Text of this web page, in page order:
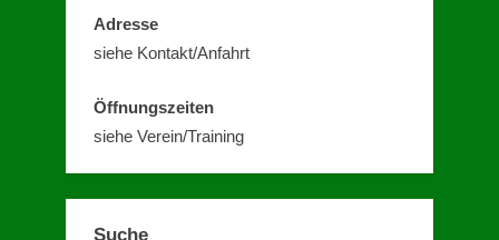
Adresse
siehe Kontakt/Anfahrt
Öffnungszeiten
siehe Verein/Training
Suche